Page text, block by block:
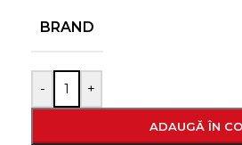
BRAND
- +
ADAUGĂ ÎN